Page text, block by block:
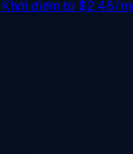
điểm từ$2.48/